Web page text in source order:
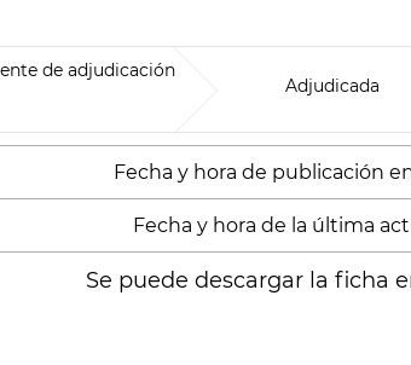
de adjudicación
Adjudicada
Fecha y hora de publicación
Fecha y hora de la última
Se puede descargar la ficha